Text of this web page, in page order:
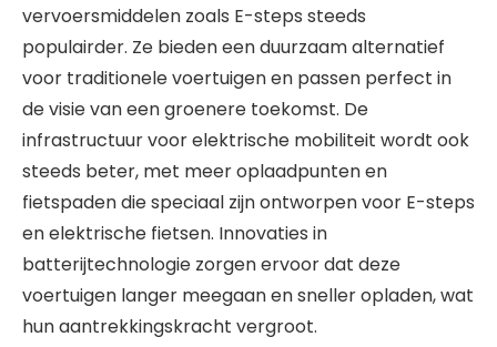
vervoersmiddelen zoals E-steps steeds
populairder. Ze bieden een duurzaam alternatief
voor traditionele voertuigen en passen perfect in
de visie van een groenere toekomst. De
infrastructuur voor elektrische mobiliteit wordt ook
steeds beter, met meer oplaadpunten en
fietspaden die speciaal zijn ontworpen voor E-steps
en elektrische fietsen. Innovaties in
batterijtechnologie zorgen ervoor dat deze
voertuigen langer meegaan en sneller opladen, wat
hun aantrekkingskracht vergroot.